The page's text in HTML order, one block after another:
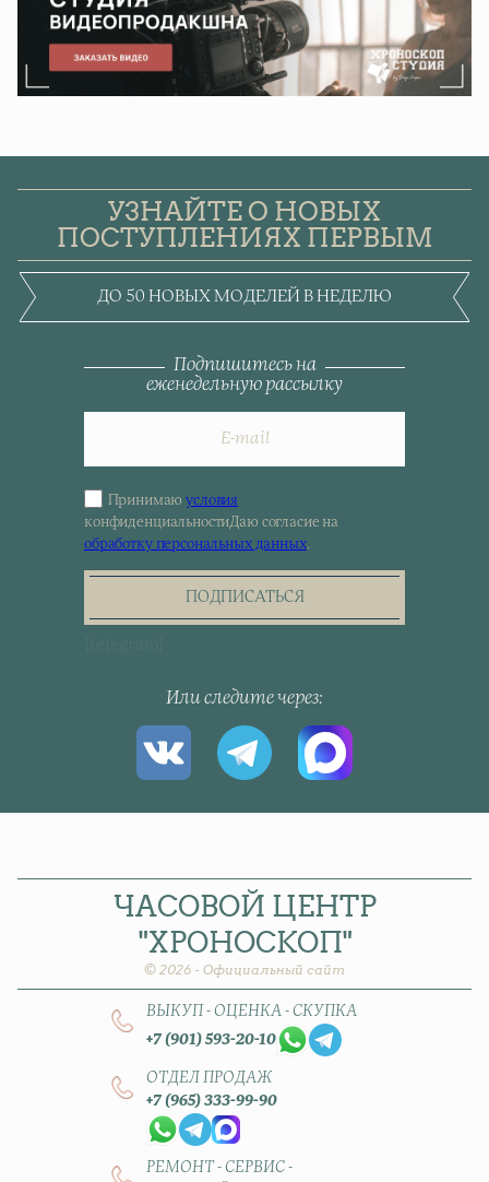
УЗНАЙТЕ О НОВЫХ
ПОСТУПЛЕНИЯХ ПЕРВЫМ
ДО 50 НОВЫХ МОДЕЛЕЙ В НЕДЕЛЮ
Подпишитесь на
еженедельную рассылку
Sign
up
for
the
Принимаюусловия
конфиденциальностиДаю согласие на
обработку персональных данных.
ПОДПИСАТЬСЯ
Или следите через
ЧАСОВОЙ ЦЕНТР
"ХРОНОСКОП"
© 2026 - Официальный сайт
ВЫКУП - ОЦЕНКА - СКУПКА
+7 (901) 593-20-10
ОТДЕЛ ПРОДАЖ
+7 (965) 333-99-90
РЕМОНТ - СЕРВИС -